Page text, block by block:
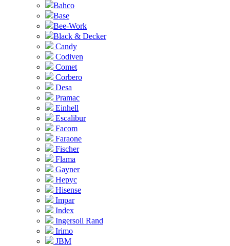
Bahco
Base
Bee-Work
Black & Decker
Candy
Codiven
Comet
Corbero
Desa
Pramac
Einhell
Escalibur
Facom
Faraone
Fischer
Flama
Gayner
Hepyc
Hisense
Impar
Index
Ingersoll Rand
Irimo
JBM